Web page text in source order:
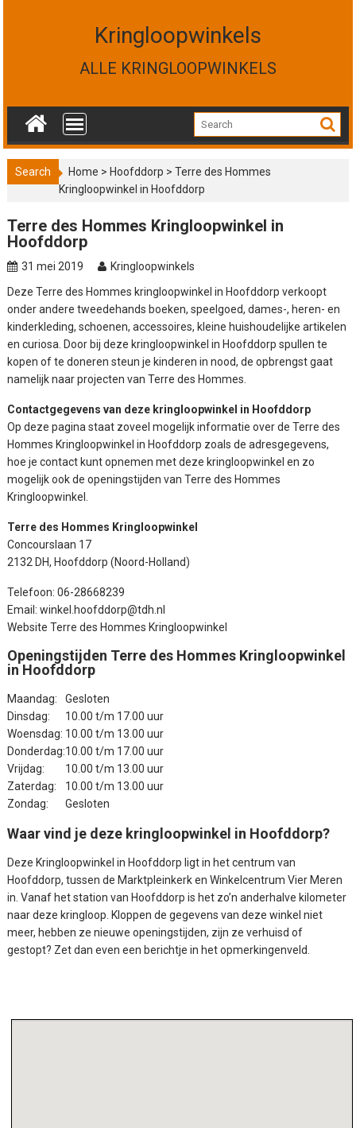
n
Kringloopwinkels
ALLE KRINGLOOPWINKELS
Search Home >Hoofddorp >Terre des Hommes
Kringloopwinkel in Hoofddorp
Terre des Hommes Kringloopwinkel in
Hoofddorp
31 mei 2019
Kringloopwinkels
Deze Terre des Hommes kringloopwinkel in Hoofddorp verkoopt
onder andere tweedehands boeken, speelgoed, dames-, heren- en
kinderkleding, schoenen, accessoires, kleine huishoudelijke artikelen
en curiosa. Door bij deze kringloopwinkel in Hoofddorp spullen te
kopen of te doneren steun je kinderen in nood, de opbrengst gaat
namelijk naar projecten van Terre des Hommes.
Contactgegevens van deze kringloopwinkel in Hoofddorp
Op deze pagina staat zoveel mogelijk informatie over de Terre des
Hommes Kringloopwinkel in Hoofddorp zoals de adresgegevens,
hoe je contact kunt opnemen met deze kringloopwinkel en zo
mogelijk ook de openingstijden van Terre des Hommes
Kringloopwinkel.
Terre des Hommes Kringloopwinkel
Concourslaan 17
2132 DH, Hoofddorp (Noord-Holland)
Telefoon: 06-28668239
Email: winkel.hoofddorp@tdh.nl
Website Terre des Hommes Kringloopwinkel
Openingstijden Terre des Hommes Kringloopwinkel
in Hoofddorp
Maandag:
Gesloten
Dinsdag:
10.00 t/m 17.00 uur
Woensdag: 10.00 t/m 13.00 uur
Donderdag:10.00 t/m 17.00 uur
Vrijdag:
10.00 t/m 13.00 uur
Zaterdag:
10.00 t/m 13.00 uur
Zondag:
Gesloten
Waar vind je deze kringloopwinkel in Hoofddorp?
DezeKringloopwinkel in Hoofddorp ligt in het centrum van
Hoofddorp, tussen de Marktpleinkerk en Winkelcentrum Vier Meren
in. Vanaf het station van Hoofddorp is het zo’n anderhalve kilometer
naar deze kringloop. Kloppen de gegevens van deze winkel niet
meer, hebben ze nieuwe openingstijden, zijn ze verhuisd of
gestopt? Zet dan even een berichtje in het opmerkingenveld.